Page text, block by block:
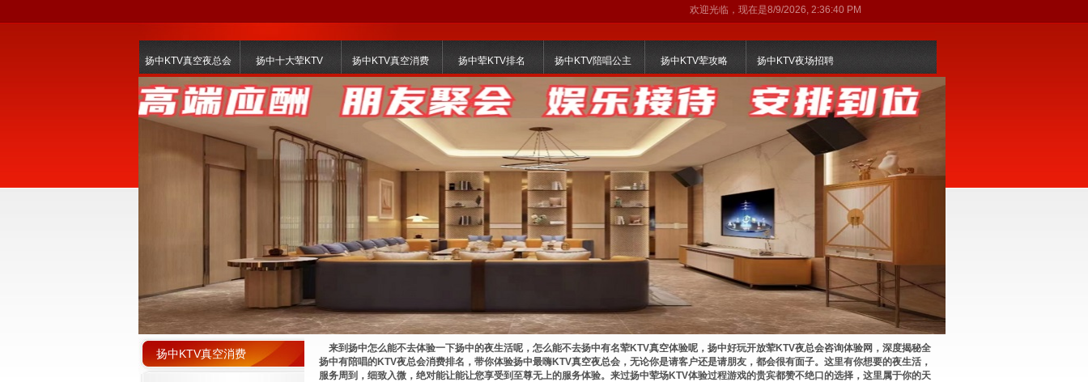
欢迎光临，现在是8/9/2026, 2:36:41 PM
扬中KTV真空夜总会 扬中十大荤KTV 扬中KTV真空消费 扬中荤KTV排名 扬中KTV陪唱公主 扬中KTV荤攻略 扬中KTV夜场招聘
扬中KTV真空消费
来到扬中怎么能不去体验一下扬中的夜生活呢，怎么能不去扬中有名荤KTV真空体验呢，扬中好玩开放荤KTV夜总会咨询体验网，深度揭秘全
扬中有陪唱的KTV夜总会消费排名，带你体验扬中最嗨KTV真空夜总会，无论你是请客户还是请朋友，都会很有面子。这里有你想要的夜生活，
服务周到，细致入微，绝对能让能让您享受到至尊无上的服务体验。来过扬中荤场KTV体验过程游戏的贵宾都赞不绝口的选择，这里属于你的天